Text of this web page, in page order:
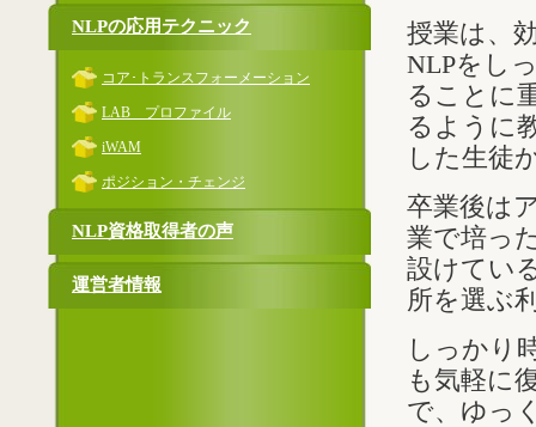
授業は、
NLPをし
ることに
るように
した生徒
卒業後は
業で培っ
設けてい
所を選ぶ
しっかり
も気軽に
で、ゆっ
NLPの応用テクニック
コア･トランスフォーメーション
LAB プロファイル
iWAM
ポジション・チェンジ
NLP資格取得者の声
運営者情報